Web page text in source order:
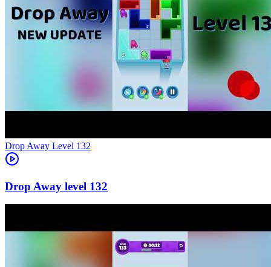
Level 132
132